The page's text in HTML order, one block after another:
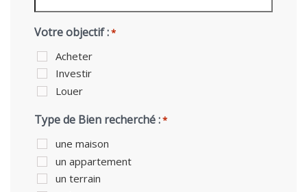
Votre objectif :*
Acheter
Investir
Louer
Type de Bien recherché :*
une maison
un appartement
un terrain